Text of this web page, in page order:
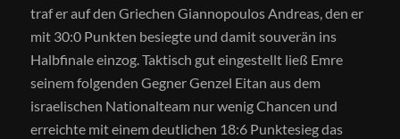
traf er auf den Griechen Giannopoulos Andreas, den er
mit 30:0 Punkten besiegte und damit souverän ins
Halbfinale einzog. Taktisch gut eingestellt ließ Emre
seinem folgenden Gegner Genzel Eitan aus dem
israelischen Nationalteam nur wenig Chancen und
erreichte mit einem deutlichen 18:6 Punktesieg das